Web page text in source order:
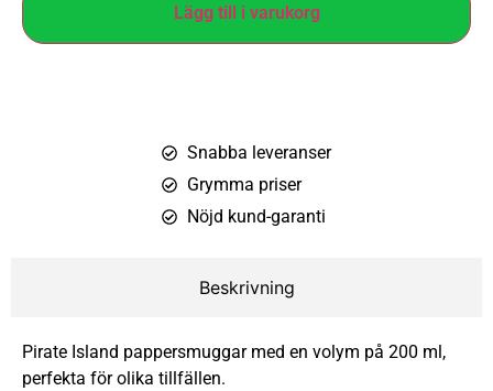
Lägg till i varukorg
Snabba leveranser
Grymma priser
Nöjd kund-garanti
Beskrivning
Pirate Island pappersmuggar med en volym på 200 ml,
perfekta för olika tillfällen.